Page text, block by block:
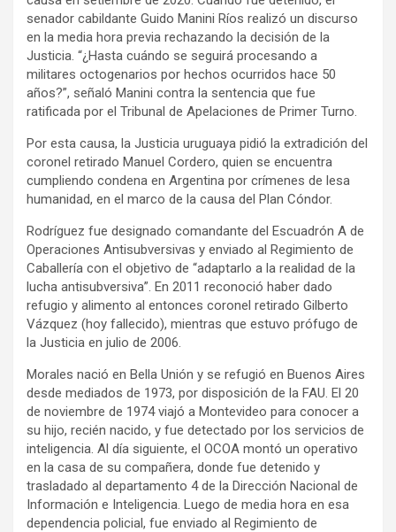
senador cabildante Guido Manini Ríos realizó un discurso
en la media hora previa rechazando la decisión de la
Justicia. “¿Hasta cuándo se seguirá procesando a
militares octogenarios por hechos ocurridos hace 50
años?”, señaló Manini contra la sentencia que fue
ratificada por el Tribunal de Apelaciones de Primer Turno.
Por esta causa, la Justicia uruguaya pidió la extradición del
coronel retirado Manuel Cordero, quien se encuentra
cumpliendo condena en Argentina por crímenes de lesa
humanidad, en el marco de la causa del Plan Cóndor.
Rodríguez fue designado comandante del Escuadrón A de
Operaciones Antisubversivas y enviado al Regimiento de
Caballería con el objetivo de “adaptarlo a la realidad de la
lucha antisubversiva”. En 2011 reconoció haber dado
refugio y alimento al entonces coronel retirado Gilberto
Vázquez (hoy fallecido), mientras que estuvo prófugo de
la Justicia en julio de 2006.
Morales nació en Bella Unión y se refugió en Buenos Aires
desde mediados de 1973, por disposición de la FAU. El 20
de noviembre de 1974 viajó a Montevideo para conocer a
su hijo, recién nacido, y fue detectado por los servicios de
inteligencia. Al día siguiente, el OCOA montó un operativo
en la casa de su compañera, donde fue detenido y
trasladado al departamento 4 de la Dirección Nacional de
Información e Inteligencia. Luego de media hora en esa
dependencia policial, fue enviado al Regimiento de